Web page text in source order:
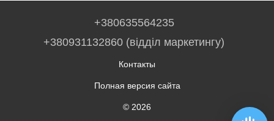
+380635564235
+380931132860 (відділ маркетингу)
Контакты
Полная версия сайта
© 2026